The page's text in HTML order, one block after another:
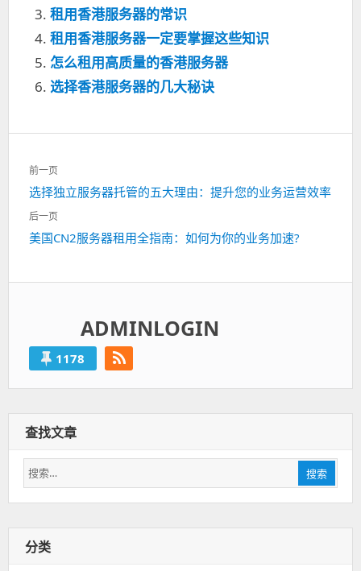
租用香港服务器的常识
租用香港服务器一定要掌握这些知识
怎么租用高质量的香港服务器
选择香港服务器的几大秘诀
文
章
导
航
前一页
上
一
选择独立服务器托管的五大理由：提升您的业务运营效率
后一页
下
美国CN2服务器租用全指南：如何为你的业务加速?
ADMINLOGIN
1178
查找文章
搜
索：
搜索
分类